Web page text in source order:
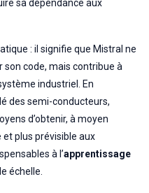
sa dépendance aux
: il signifie que Mistral ne
son code, mais contribue à
industriel. En
des semi-conducteurs,
d’obtenir, à moyen
plus prévisible aux
à l’apprentissage
échelle.